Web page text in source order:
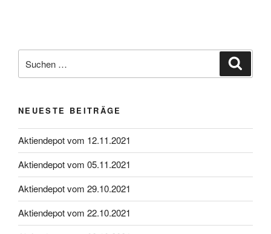
nach:
NEUESTE BEITRÄGE
Aktiendepot vom 12.11.2021
Aktiendepot vom 05.11.2021
Aktiendepot vom 29.10.2021
Aktiendepot vom 22.10.2021